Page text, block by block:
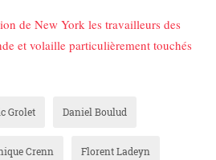
de New York les travailleurs des
et volaille particulièrement touchés
Grolet Daniel Boulud
Crenn Florent Ladeyn